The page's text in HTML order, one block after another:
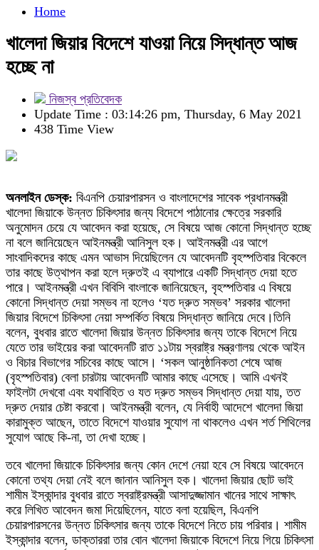
Home
খালেদা জিয়ার বিদেশে যাওয়া নিয়ে সিদ্ধান্ত আজ
হচ্ছে না
নিজস্ব প্রতিবেদক
Update Time : 03:14:26 pm, Thursday, 6 May 2021
438 Time View
অনলাইন ডেস্ক: বিএনপি চেয়ারপারসন ও বাংলাদেশের সাবেক প্রধানমন্ত্রী
খালেদা জিয়াকে উন্নত চিকিৎসার জন্য বিদেশে পাঠানোর ক্ষেত্রে সরকারি
অনুমোদন চেয়ে যে আবেদন করা হয়েছে, সে বিষয়ে আজ কোনো সিদ্ধান্ত হচ্ছে
না বলে জানিয়েছেন আইনমন্ত্রী আনিসুল হক। আইনমন্ত্রী এর আগে
সাংবাদিকদের কাছে এমন আভাস দিয়েছিলেন যে আবেদনটি বৃহস্পতিবার বিকেলে
তার কাছে উত্থাপন করা হলে দ্রুতই এ ব্যাপারে একটি সিদ্ধান্ত দেয়া হতে
পারে। আইনমন্ত্রী এখন বিবিসি বাংলাকে জানিয়েছেন, বৃহস্পতিবার এ বিষয়ে
কোনো সিদ্ধান্ত দেয়া সম্ভব না হলেও ‘যত দ্রুত সম্ভব’ সরকার খালেদা
জিয়ার বিদেশে চিকিৎসা নেয়া সম্পর্কিত বিষয়ে সিদ্ধান্ত জানিয়ে দেবে।তিনি
বলেন, বুধবার রাতে খালেদা জিয়ার উন্নত চিকিৎসার জন্য তাকে বিদেশে নিয়ে
যেতে তার ভাইয়ের করা আবেদনটি রাত ১১টায় স্বরাষ্ট্র মন্ত্রণালয় থেকে আইন
ও বিচার বিভাগের সচিবের কাছে আসে। ‘সকল আনুষ্ঠানিকতা শেষে আজ
(বৃহস্পতিবার) বেলা চারটায় আবেদনটি আমার কাছে এসেছে। আমি এখনই
ফাইলটা দেখবো এবং যথাবিহিত ও যত দ্রুত সম্ভব সিদ্ধান্ত দেয়া যায়, তত
দ্রুত দেয়ার চেষ্টা করবো। আইনমন্ত্রী বলেন, যে নির্বাহী আদেশে খালেদা জিয়া
কারামুক্ত আছেন, তাতে বিদেশে যাওয়ার সুযোগ না থাকলেও এখন শর্ত শিথিলের
সুযোগ আছে কি-না, তা দেখা হচ্ছে।
তবে খালেদা জিয়াকে চিকিৎসার জন্য কোন দেশে নেয়া হবে সে বিষয়ে আবেদনে
কোনো তথ্য দেয়া নেই বলে জানান আনিসুল হক। খালেদা জিয়ার ছোট ভাই
শামীম ইস্কান্দার বুধবার রাতে স্বরাষ্ট্রমন্ত্রী আসাদুজ্জামান খানের সাথে সাক্ষাৎ
করে লিখিত আবেদন জমা দিয়েছিলেন, যাতে বলা হয়েছিল, বিএনপি
চেয়ারপারসনের উন্নত চিকিৎসার জন্য তাকে বিদেশে নিতে চায় পরিবার। শামীম
ইস্কান্দার বলেন, ডাক্তাররা তার বোন খালেদা জিয়াকে বিদেশে নিয়ে গিয়ে চিকিৎসা